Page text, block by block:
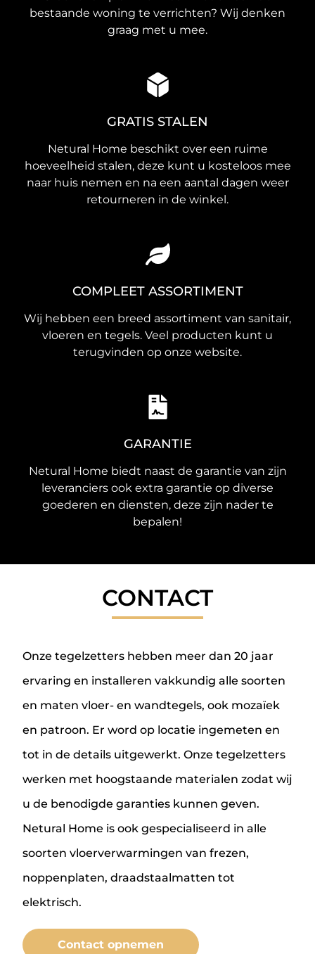
bestaande woning te verrichten? Wij denken
graag met u mee.
GRATIS STALEN
Netural Home beschikt over een ruime
hoeveelheid stalen, deze kunt u kosteloos mee
naar huis nemen en na een aantal dagen weer
retourneren in de winkel.
COMPLEET ASSORTIMENT
Wij hebben een breed assortiment van sanitair,
vloeren en tegels. Veel producten kunt u
terugvinden op onze website.
GARANTIE
Netural Home biedt naast de garantie van zijn
leveranciers ook extra garantie op diverse
goederen en diensten, deze zijn nader te
bepalen!
CONTACT
Onze tegelzetters hebben meer dan 20 jaar
ervaring en installeren vakkundig alle soorten
en maten vloer- en wandtegels, ook mozaïek
en patroon. Er word op locatie ingemeten en
tot in de details uitgewerkt. Onze tegelzetters
werken met hoogstaande materialen zodat wij
u de benodigde garanties kunnen geven.
Netural Home is ook gespecialiseerd in alle
soorten vloerverwarmingen van frezen,
noppenplaten, draadstaalmatten tot
elektrisch.
Contact opnemen